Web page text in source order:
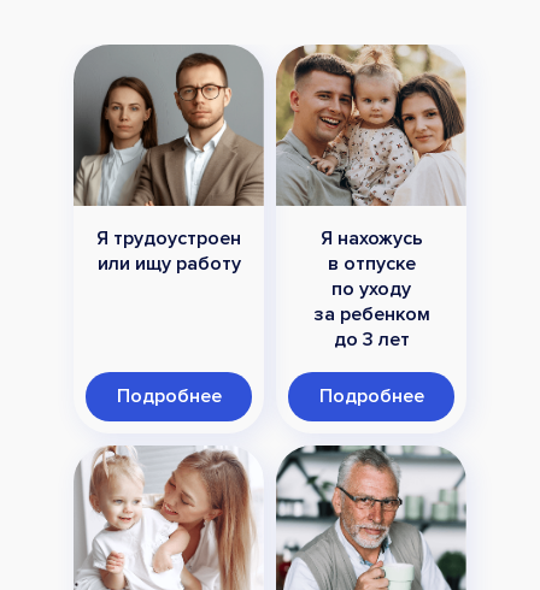
Я трудоустроен
или ищу работу
Подробнее
Я нахожусь
в отпуске
по уходу
за ребенком
до 3 лет
Подробнее